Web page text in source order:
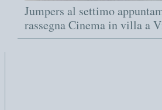
Jumpers al settimo
rassegna Cinema in villa a